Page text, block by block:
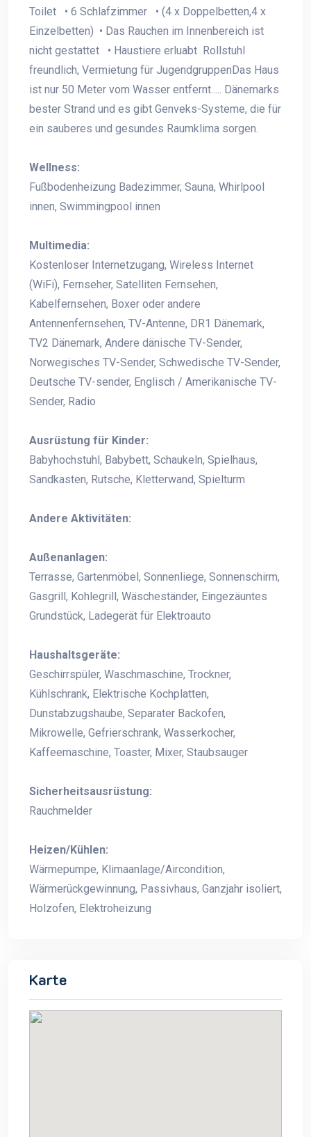
Toilet • 6 Schlafzimmer • (4 x Doppelbetten,4 x
Einzelbetten) • Das Rauchen im Innenbereich ist
nicht gestattet • Haustiere erluabt Rollstuhl
freundlich, Vermietung für JugendgruppenDas Haus
ist nur 50 Meter vom Wasser entfernt..... Dänemarks
bester Strand und es gibt Genveks-Systeme, die für
ein sauberes und gesundes Raumklima sorgen.
Wellness:
Fußbodenheizung Badezimmer, Sauna, Whirlpool
innen, Swimmingpool innen
Multimedia:
Kostenloser Internetzugang, Wireless Internet
(WiFi), Fernseher, Satelliten Fernsehen,
Kabelfernsehen, Boxer oder andere
Antennenfernsehen, TV-Antenne, DR1 Dänemark,
TV2 Dänemark, Andere dänische TV-Sender,
Norwegisches TV-Sender, Schwedische TV-Sender,
Deutsche TV-sender, Englisch / Amerikanische TV-
Sender, Radio
Ausrüstung für Kinder:
Babyhochstuhl, Babybett, Schaukeln, Spielhaus,
Sandkasten, Rutsche, Kletterwand, Spielturm
Andere Aktivitäten:
Außenanlagen:
Terrasse, Gartenmöbel, Sonnenliege, Sonnenschirm,
Gasgrill, Kohlegrill, Wäscheständer, Eingezäuntes
Grundstück, Ladegerät für Elektroauto
Haushaltsgeräte:
Geschirrspüler, Waschmaschine, Trockner,
Kühlschrank, Elektrische Kochplatten,
Dunstabzugshaube, Separater Backofen,
Mikrowelle, Gefrierschrank, Wasserkocher,
Kaffeemaschine, Toaster, Mixer, Staubsauger
Sicherheitsausrüstung:
Rauchmelder
Heizen/Kühlen:
Wärmepumpe, Klimaanlage/Aircondition,
Wärmerückgewinnung, Passivhaus, Ganzjahr isoliert,
Holzofen, Elektroheizung
Karte